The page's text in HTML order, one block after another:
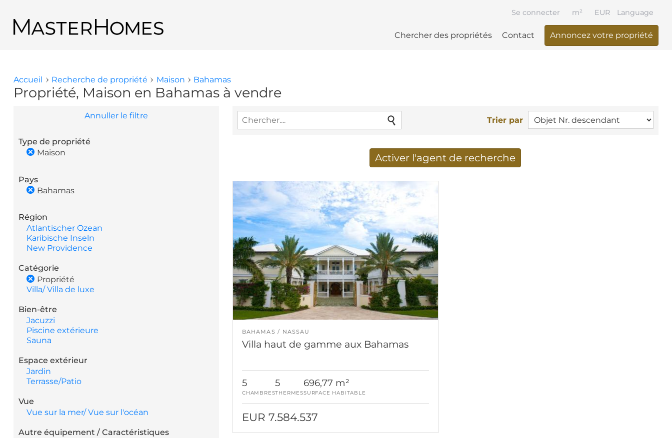
Language
Chercher des propriétés Contact Annoncez votre propriété
Se connecter EUR
m²
Retour aux résultats de recherche
Vous êtes ici
Accueil Recherche de propriété Maison Bahamas
Propriété, Maison en Bahamas à vendre
Annuller le filtre
Type de propriété
Maison
Pays
Bahamas
Région
Atlantischer Ozean
Karibische Inseln
New Providence
Catégorie
Propriété
Villa/ Villa de luxe
Bien-être
Jacuzzi
Piscine extérieure
Sauna
Espace extérieur
Jardin
Terrasse/Patio
Vue
Vue sur la mer/ Vue sur l'océan
Autre équipement / Caractéristiques
Trier par
Activer l'agent de recherche
Adresse de courriel *
BAHAMAS NASSAU
Villa haut de gamme aux Bahamas
5
CHAMBRES
5
THERMES
696,77 m²
SURFACE HABITABLE
EUR 7.584.537